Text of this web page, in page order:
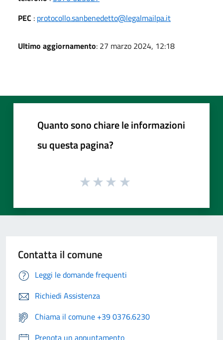
PEC : protocollo.sanbenedetto@legalmailpa.it
Ultimo aggiornamento: 27 marzo 2024, 12:18
Quanto sono chiare le informazioni
su questa pagina?
Contatta il comune
Leggi le domande frequenti
Richiedi Assistenza
Chiama il comune +39 0376.6230